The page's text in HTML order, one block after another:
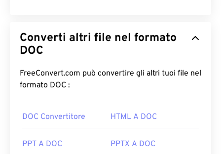
Converti altri file nel formato
DOC
FreeConvert.com può convertire gli altri tuoi file nel
formato DOC :
DOC Convertitore HTML A DOC
PPT A DOC PPTX A DOC